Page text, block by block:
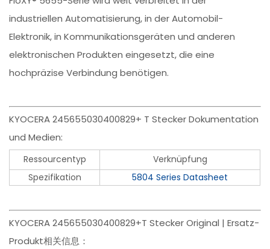
industriellen Automatisierung, in der Automobil-
Elektronik, in Kommunikationsgeräten und anderen
elektronischen Produkten eingesetzt, die eine
hochpräzise Verbindung benötigen.
KYOCERA 245655030400829+ T Stecker Dokumentation
und Medien:
Ressourcentyp
Verknüpfung
Spezifikation
5804 Series Datasheet
KYOCERA 245655030400829+T Stecker Original | Ersatz-
Produkt相关信息：